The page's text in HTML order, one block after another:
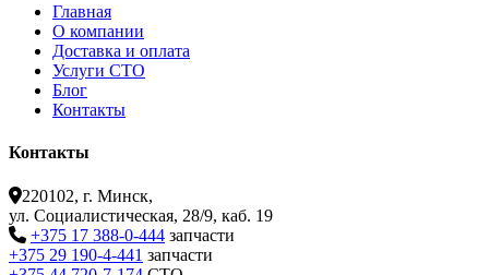
Главная
О компании
Доставка и оплата
Услуги СТО
Блог
Контакты
Контакты
220102, г. Минск,
ул. Социалистическая, 28/9, каб. 19
+375 17 388-0-444 запчасти
+375 29 190-4-441 запчасти